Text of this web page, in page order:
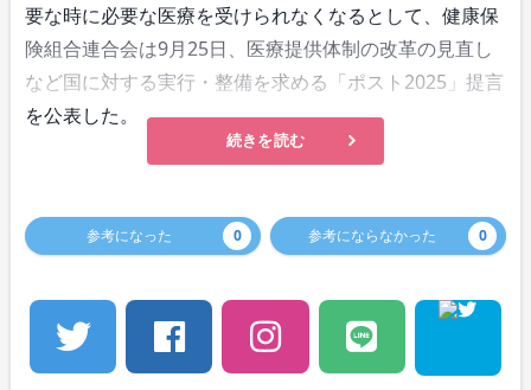
要な時に必要な医療を受けられなくなるとして、健康保
険組合連合会は9月25日、医療提供体制の改革の見直し
など国に対する実行・整備を求める「ポスト2025」提言
を公表した。
続きを読む
参考になった 0 参考にならなかった 0